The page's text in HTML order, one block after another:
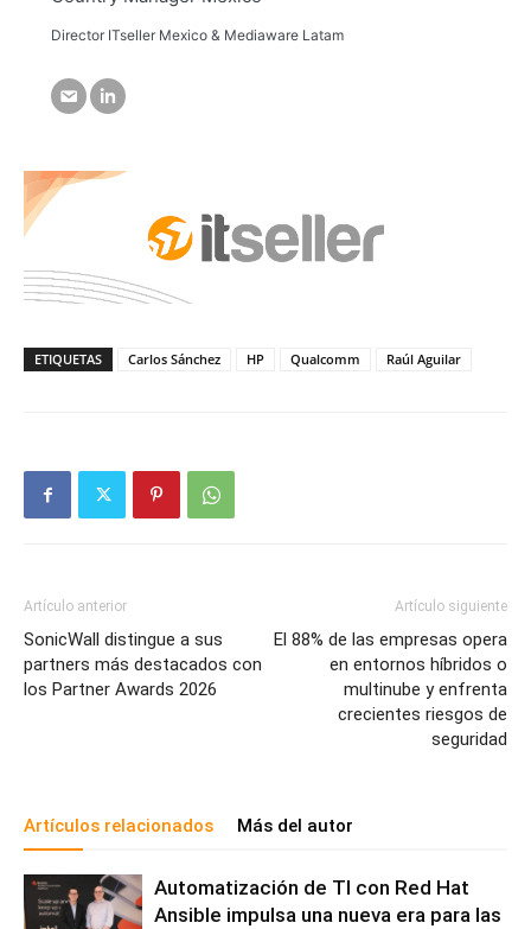
Director ITseller Mexico & Mediaware Latam
ETIQUETAS Carlos Sánchez HP Qualcomm Raúl Aguilar
Artículo anterior
SonicWall distingue a sus
partners más destacados con
los Partner Awards 2026
Artículo siguiente
El 88% de las empresas opera
en entornos híbridos o
multinube y enfrenta
crecientes riesgos de
seguridad
Artículos relacionados Más del autor
Automatización de TI con Red Hat
Ansible impulsa una nueva era para las